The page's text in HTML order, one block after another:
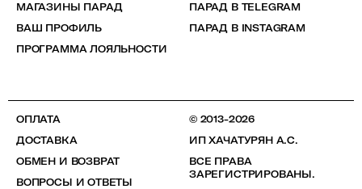
МАГАЗИНЫ ПАРАД
ВАШ ПРОФИЛЬ
ПРОГРАММА ЛОЯЛЬНОСТИ
ПАРАД В TELEGRAM
ПАРАД В INSTAGRAM
ОПЛАТА
ДОСТАВКА
ОБМЕН И ВОЗВРАТ
ВОПРОСЫ И ОТВЕТЫ
© 2013-2026
ИП ХАЧАТУРЯН А.С.
ВСЕ ПРАВА
ЗАРЕГИСТРИРОВАНЫ.